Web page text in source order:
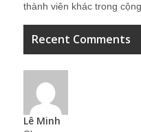
thành viên khác trong
Recent Comments
Lê Minh